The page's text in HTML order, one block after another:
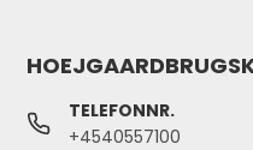
TELEFONNR.
+4540557100